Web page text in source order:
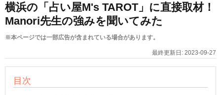
横浜の「占い屋M's TAROT」に直接取材！
Manori先生の強みを聞いてみた
※本ページでは一部広告が含まれている場合があります。
最終更新日: 2023-09-27
目次